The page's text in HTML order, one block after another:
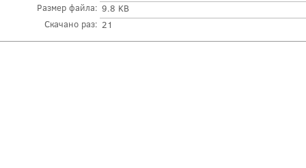
Размер файла: 9.8 KB
Скачано раз: 21